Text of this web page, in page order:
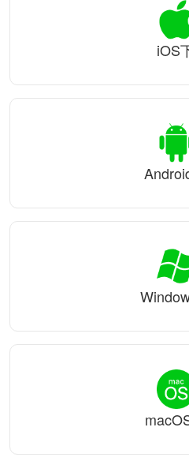
iOS